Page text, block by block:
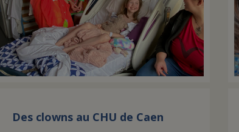
Des clowns au CHU de Caen